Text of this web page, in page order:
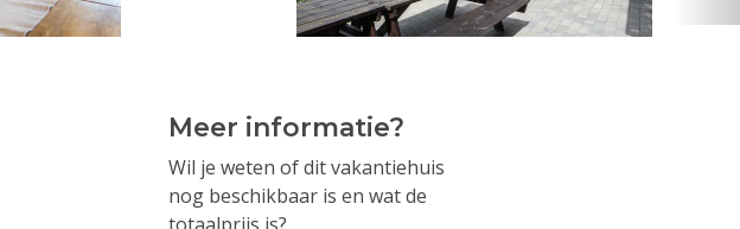
Meer informatie?
Wil je weten of dit vakantiehuis
nog beschikbaar is en wat de